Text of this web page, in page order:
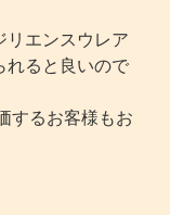
リエンスウレア
れると良いので
るお客様もお